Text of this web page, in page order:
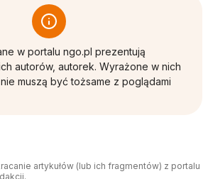
w portalu ngo.pl prezentują
autorów, autorek. Wyrażone w nich
muszą być tożsame z poglądami
artykułów (lub ich fragmentów) z portalu